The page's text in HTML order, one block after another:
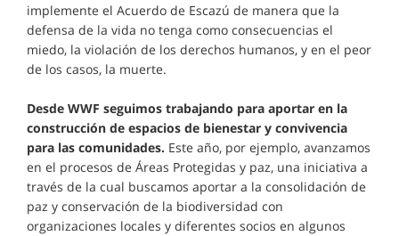
implemente el Acuerdo de Escazú de manera que la
defensa de la vida no tenga como consecuencias el
miedo, la violación de los derechos humanos, y en el peor
de los casos, la muerte.
Desde WWF seguimos trabajando para aportar en la
construcción de espacios de bienestar y convivencia
para las comunidades. Este año, por ejemplo, avanzamos
en el procesos de Áreas Protegidas y paz, una iniciativa a
través de la cual buscamos aportar a la consolidación de
paz y conservación de la biodiversidad con
organizaciones locales y diferentes socios en algunos